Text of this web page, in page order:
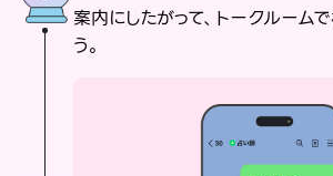
案内にしたがって、トークルーム
う。